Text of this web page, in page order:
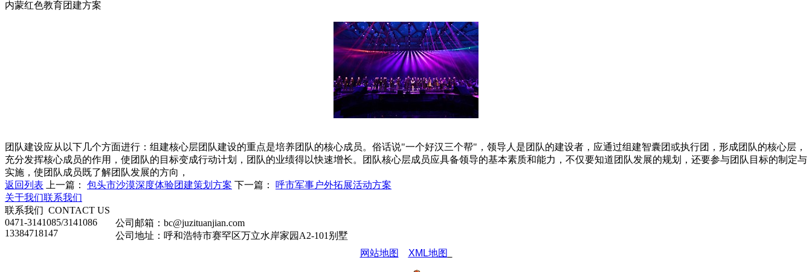
内蒙红色教育团建方案
团队建设应从以下几个方面进行：组建核心层团队建设的重点是培养团队的核心成员。俗话说"一个好汉三个帮"，领导人是团队的建设者，应通过组建智囊团或执行团，形成团队的核心层，
充分发挥核心成员的作用，使团队的目标变成行动计划，团队的业绩得以快速增长。团队核心层成员应具备领导的基本素质和能力，不仅要知道团队发展的规划，还要参与团队目标的制定与
实施，使团队成员既了解团队发展的方向，
返回列表
上一篇： 包头市沙漠深度体验团建策划方案 下一篇： 呼市军事户外拓展活动方案
关于我们联系我们
联系我们 CONTACT US
0471-3141085/3141086
13384718147
公司邮箱：bc@juzituanjian.com
公司地址：呼和浩特市赛罕区万立水岸家园A2-101别墅
网站地图
XML地图